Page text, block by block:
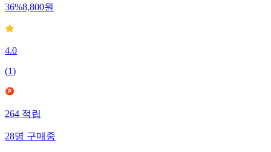
36%8,800원
4.0
(1)
264 적립
28명 구매중